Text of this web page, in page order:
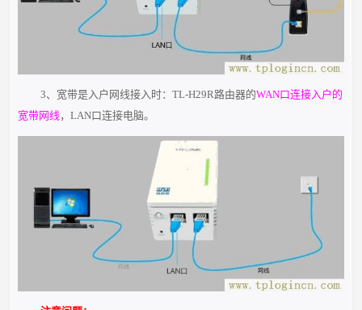
3、宽带是入户网线接入时：TL-H29R路由器的WAN口连接入户的
宽带网线，LAN口连接电脑。